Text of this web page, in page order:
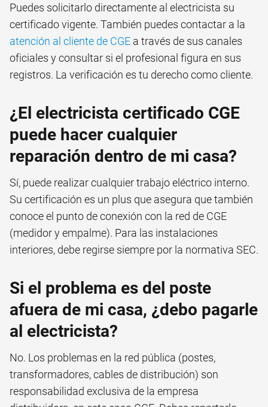
Puedes solicitarlo directamente al electricista su
certificado vigente. También puedes contactar a la
atención al cliente de CGE a través de sus canales
oficiales y consultar si el profesional figura en sus
registros. La verificación es tu derecho como cliente.
¿El electricista certificado CGE
puede hacer cualquier
reparación dentro de mi casa?
Sí, puede realizar cualquier trabajo eléctrico interno.
Su certificación es un plus que asegura que también
conoce el punto de conexión con la red de CGE
(medidor y empalme). Para las instalaciones
interiores, debe regirse siempre por la normativa SEC.
Si el problema es del poste
afuera de mi casa, ¿debo pagarle
al electricista?
No. Los problemas en la red pública (postes,
transformadores, cables de distribución) son
responsabilidad exclusiva de la empresa